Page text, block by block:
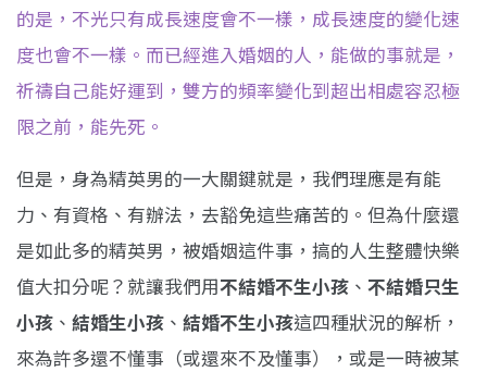
的是，不光只有成長速度會不一樣，成長速度的變化速
度也會不一樣。而已經進入婚姻的人，能做的事就是，
祈禱自己能好運到，雙方的頻率變化到超出相處容忍極
限之前，能先死。
但是，身為精英男的一大關鍵就是，我們理應是有能
力、有資格、有辦法，去豁免這些痛苦的。但為什麼還
是如此多的精英男，被婚姻這件事，搞的人生整體快樂
值大扣分呢？就讓我們用不結婚不生小孩 、 不結婚只生
小孩 、 結婚生小孩 、 結婚不生小孩這四種狀況的解析，
來為許多還不懂事（或還來不及懂事），或是一時被某